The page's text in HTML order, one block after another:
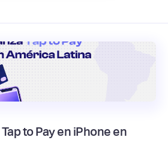
to Pay en iPhone en